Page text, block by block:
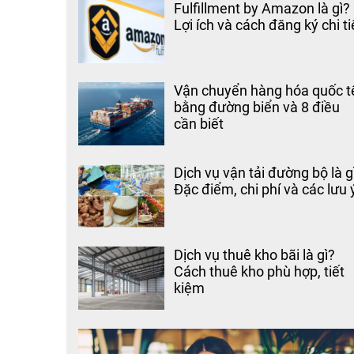
Fulfillment by Amazon là gì?
Lợi ích và cách đăng ký chi
Vận chuyển hàng hóa quốc
bằng đường biển và 8 điều
cần biết
Dịch vụ vận tải đường bộ là
Đặc điểm, chi phí và các lưu
Dịch vụ thuê kho bãi là gì?
Cách thuê kho phù hợp, tiết
kiệm